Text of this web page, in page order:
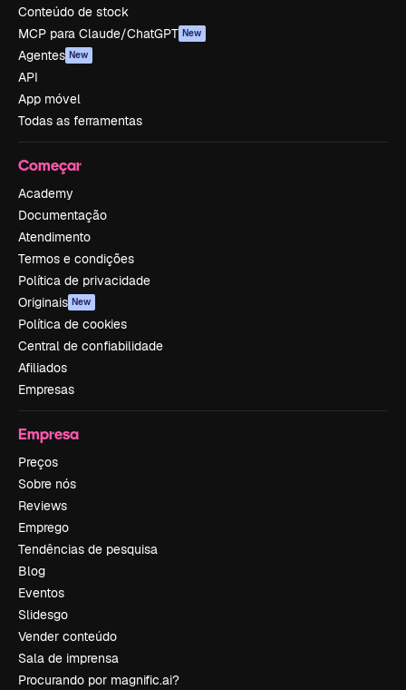
Conteúdo de stock
MCP para Claude/ChatGPT New
Agentes New
API
App móvel
Todas as ferramentas
Começar
Academy
Documentação
Atendimento
Termos e condições
Política de privacidade
Originais New
Política de cookies
Central de confiabilidade
Afiliados
Empresas
Empresa
Preços
Sobre nós
Reviews
Emprego
Tendências de pesquisa
Blog
Eventos
Slidesgo
Vender conteúdo
Sala de imprensa
Procurando por magnific.ai?